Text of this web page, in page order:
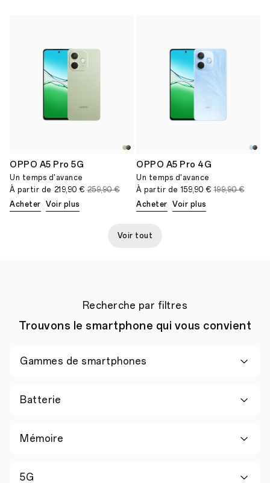
OPPO A5 Pro 5G
Un temps d'avance
À partir de 219,90 € 259,90 €
Acheter
Voir plus
OPPO A5 Pro 4G
Un temps d'avance
À partir de 159,90 € 199,90 €
Acheter
Voir plus
Voir tout
Recherche par filtres
Trouvons le smartphone qui vous convient
Gammes de smartphones
Batterie
Mémoire
5G